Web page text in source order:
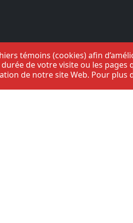
témoins (cookies) afin
de votre visite ou les
de notre site Web. Pour